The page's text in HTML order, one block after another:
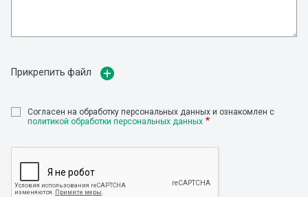
Прикрепить файл
Cогласен на обработку персональных данных и ознакомлен с
политикой обработки персональных данных